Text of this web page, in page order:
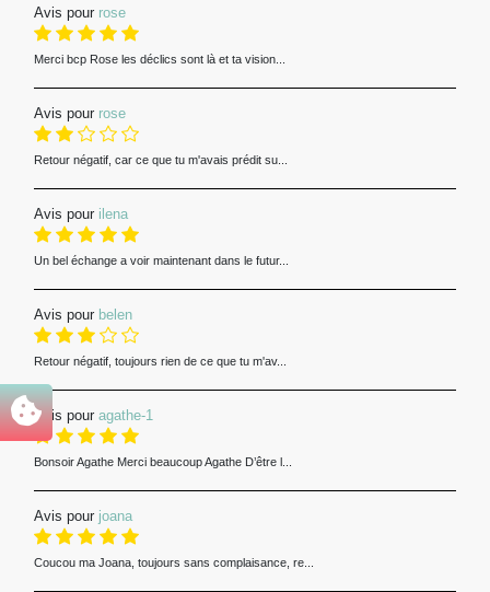
Avis pour rose
Merci bcp Rose les déclics sont là et ta vision...
Avis pour rose
Retour négatif, car ce que tu m'avais prédit su...
Avis pour ilena
Un bel échange a voir maintenant dans le futur...
Avis pour belen
Retour négatif, toujours rien de ce que tu m'av...
Avis pour agathe-1
Bonsoir Agathe Merci beaucoup Agathe D’être l...
Avis pour joana
Coucou ma Joana, toujours sans complaisance, re...